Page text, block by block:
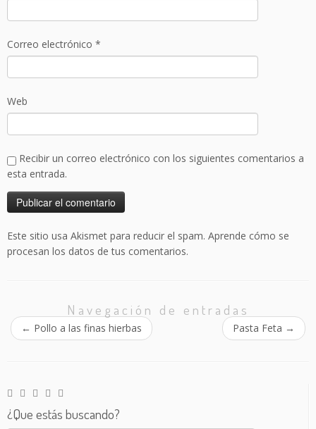
Correo electrónico *
Web
Recibir un correo electrónico con los siguientes comentarios a
esta entrada.
Este sitio usa Akismet para reducir el spam. Aprende cómo se
procesan los datos de tus comentarios.
Navegación de entradas
← Pollo a las finas hierbas Pasta Feta →
¿Que estás buscando?